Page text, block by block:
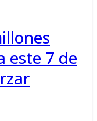
este 7 de